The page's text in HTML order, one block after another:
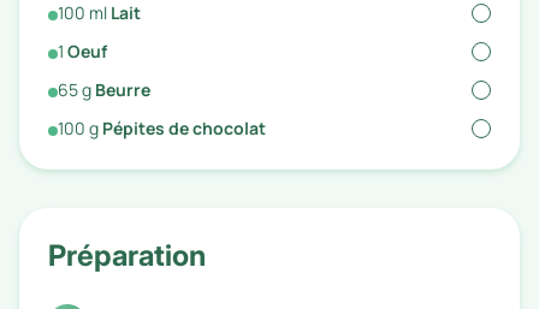
100 ml Lait
1 Oeuf
65g Beurre
100 g Pépites de chocolat
Préparation